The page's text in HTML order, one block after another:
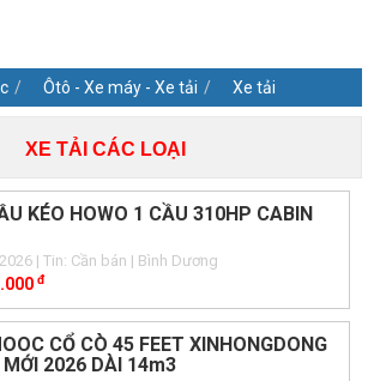
Ôtô - Xe máy - Xe tải Xe tải
XE TẢI CÁC LOẠI
KÉO HOWO 1 CẦU 310HP CABIN
| Tin: Cần bán | Bình Dương
đ
CỔ CÒ 45 FEET XINHONGDONG
MỚI 2026 DÀI 14m3